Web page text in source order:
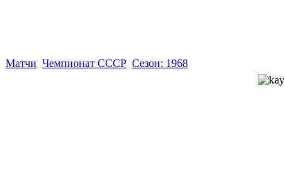
Матчи Чемпионат СССР Сезон: 1968